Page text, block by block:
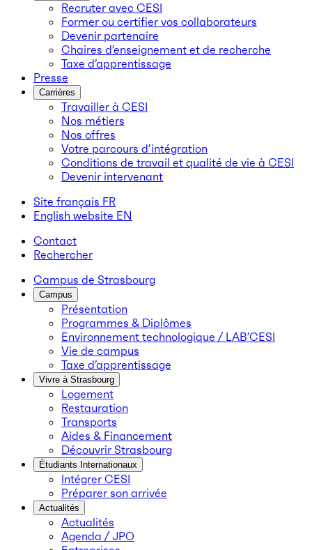
Recruter avec CESI
Former ou certifier vos collaborateurs
Devenir partenaire
Chaires d’enseignement et de recherche
Taxe d’apprentissage
Presse
Carrières
Travailler à CESI
Nos métiers
Nos offres
Votre parcours d’intégration
Conditions de travail et qualité de vie à CESI
Devenir intervenant
Site français FR
English website EN
Contact
Rechercher
Campus de Strasbourg
Campus
Présentation
Programmes & Diplômes
Environnement technologique / LAB’CESI
Vie de campus
Taxe d’apprentissage
Vivre à Strasbourg
Logement
Restauration
Transports
Aides & Financement
Découvrir Strasbourg
Étudiants Internationaux
Intégrer CESI
Préparer son arrivée
Actualités
Actualités
Agenda / JPO